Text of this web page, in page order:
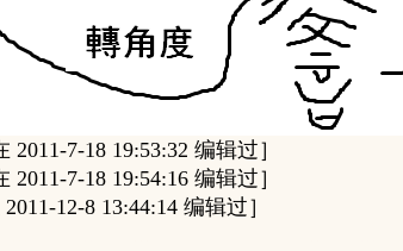
2011-7-18 19:53:32 编辑过］
2011-7-18 19:54:16 编辑过］
12-8 13:44:14 编辑过］